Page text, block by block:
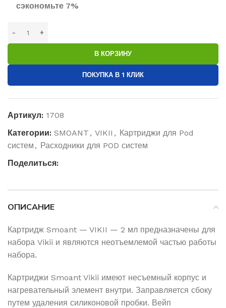
сэкономьте 7%
В КОРЗИНУ
ПОКУПКА В 1 КЛИК
Артикул: 1708
Категории: SMOANT , VIKII , Картриджи для Pod
систем , Расходники для POD систем
Поделиться:
ОПИСАНИЕ
Картридж Smoant — VIKII — 2 мл предназначены для
набора Vikii и являются неотъемлемой частью работы
набора.
Картриджи Smoant Vikii имеют несъемный корпус и
нагревательный элемент внутри. Заправляется сбоку
путем удаления силиконовой пробки. Вейп